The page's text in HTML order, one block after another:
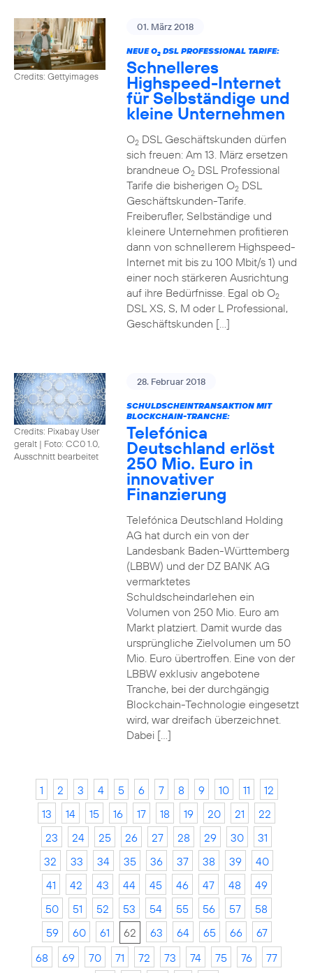
Credits: Gettyimages
01. März 2018
NEUE O2DSL PROFESSIONAL TARIFE:
Schnelleres
Highspeed-Internet
für Selbständige und
kleine Unternehmen
O2DSL Geschäftskunden dürfen
sich freuen: Am 13. März ersetzen
brandneue O2DSL Professional
Tarife die bisherigen O2DSL
Geschäftskunden-Tarife.
Freiberufler, Selbständige und
kleinere Unternehmen profitieren
dann von schnellerem Highspeed-
Internet mit bis zu 100 Mbit/s 1) und
einer noch stärkeren Ausrichtung
auf ihre Bedürfnisse. Egal ob O2
DSL XS, S, M oder L Professional,
Geschäftskunden […]
Credits: Pixabay User
geralt | Foto: CC0 1.0,
Ausschnitt bearbeitet
28. Februar 2018
SCHULDSCHEINTRANSAKTION MIT
BLOCKCHAIN-TRANCHE:
Telefónica
Deutschland erlöst
250 Mio. Euro in
innovativer
Finanzierung
Telefónica Deutschland Holding
AG hat durch ein von der
Landesbank Baden-Württemberg
(LBBW) und der DZ BANK AG
vermarktetes
Schuldscheindarlehen ein
Volumen von 250 Mio. Euro am
Markt platziert. Damit wurde das
ursprüngliche Zielvolumen um 50
Mio. Euro übertroffen. Eine von der
LBBW exklusiv angebotene
Tranche, bei der durchgängig
Blockchain-Technologie eingesetzt
wird, war dreifach überzeichnet.
Dabei […]
1 2 3 4 5 6 7 8 9 10 11
12
13
14 15 16 17 18 19 20 21
22
23
24 25 26 27 28 29 30
31
32
33 34 35 36 37 38 39
40
41
42 43 44 45 46 47 48
49
50
51 52 53 54 55 56 57
58
59
60 61 62 63 64 65 66
67
68
69 70 71 72 73 74 75 76
77